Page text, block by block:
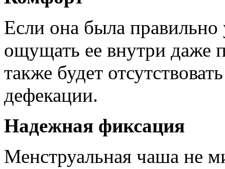
Если она была
ощущать ее внутри даже
также будет
дефекации.
Надежная фиксация
Менструальная чаша не